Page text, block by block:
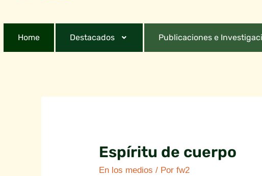
Home Destacados Publicaciones e
Espíritu de cuerpo
En los medios / Porfw2